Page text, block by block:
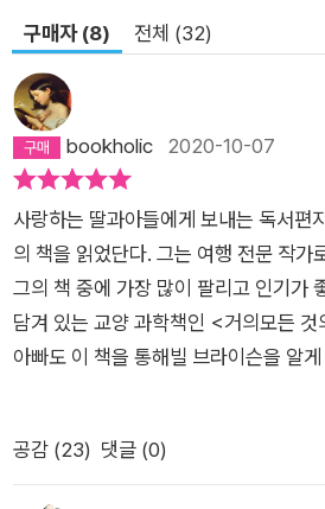
구매자 (8) 전체 (32)
bookholic 2020-10-07
사랑하는 딸과아들에게 보내는 독서편
의 책을 읽었단다. 그는 여행 전문 작가
그의 책 중에 가장 많이 팔리고 인기가
담겨 있는 교양 과학책인 <거의모든
아빠도 이 책을 통해빌 브라이슨을 알
나. <거의 모든 것의 역사>를 재미있게
책들도 읽어봤는데, 별로였었어. 아마
공감 (23) 댓글 (0)